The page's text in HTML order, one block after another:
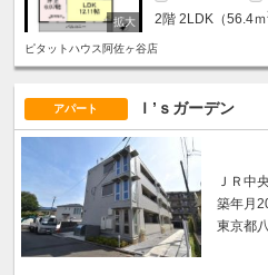
2階 2LDK（56.4ｍ
ピタットハウス阿佐ヶ谷店
アパート Ｉ’ｓガーデン
ＪＲ中
築年月
東京都